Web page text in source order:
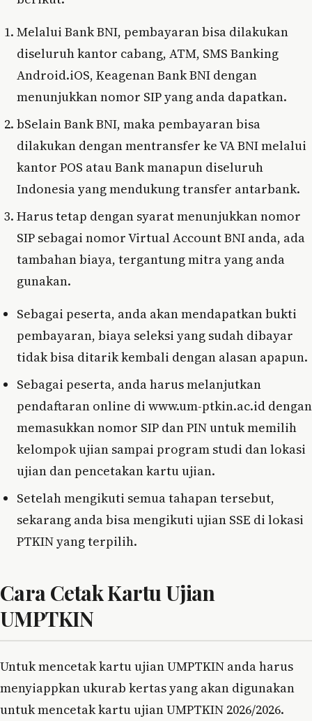
Melalui Bank BNI, pembayaran bisa dilakukan
diseluruh kantor cabang, ATM, SMS Banking
Android.iOS, Keagenan Bank BNI dengan
menunjukkan nomor SIP yang anda dapatkan.
bSelain Bank BNI, maka pembayaran bisa
dilakukan dengan mentransfer ke VA BNI melalui
kantor POS atau Bank manapun diseluruh
Indonesia yang mendukung transfer antarbank.
Harus tetap dengan syarat menunjukkan nomor
SIP sebagai nomor Virtual Account BNI anda, ada
tambahan biaya, tergantung mitra yang anda
gunakan.
Sebagai peserta, anda akan mendapatkan bukti
pembayaran, biaya seleksi yang sudah dibayar
tidak bisa ditarik kembali dengan alasan apapun.
Sebagai peserta, anda harus melanjutkan
pendaftaran online di www.um-ptkin.ac.id dengan
memasukkan nomor SIP dan PIN untuk memilih
kelompok ujian sampai program studi dan lokasi
ujian dan pencetakan kartu ujian.
Setelah mengikuti semua tahapan tersebut,
sekarang anda bisa mengikuti ujian SSE di lokasi
PTKIN yang terpilih.
Cara Cetak Kartu Ujian
UMPTKIN
Untuk mencetak kartu ujian UMPTKIN anda harus
menyiappkan ukurab kertas yang akan digunakan
untuk mencetak kartu ujian UMPTKIN 2026/2026.